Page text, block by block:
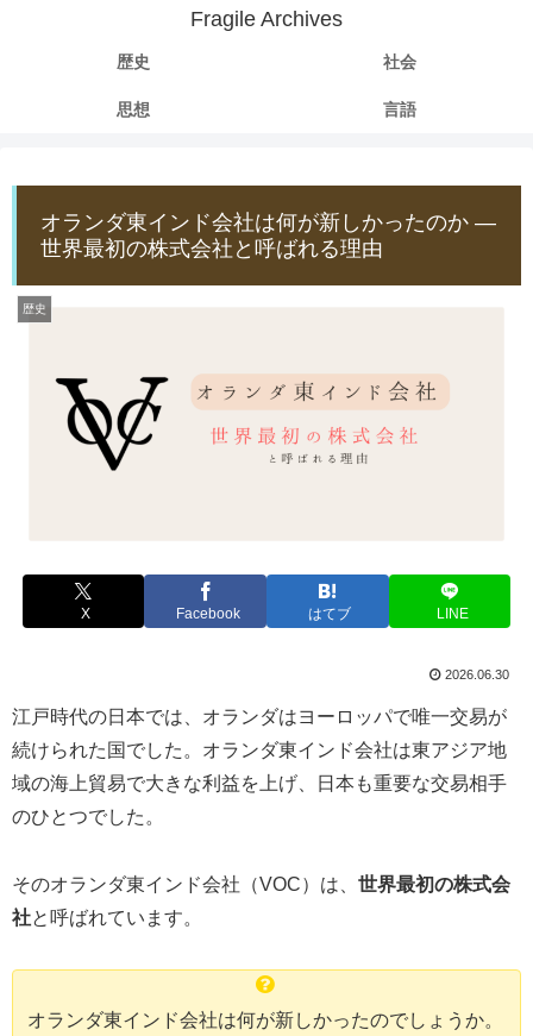
Fragile Archives
歴史 社会
思想 言語
オランダ東インド会社は何が新しかったのか ―
世界最初の株式会社と呼ばれる理由
歴史
X Facebook はてブ LINE
2026.06.30
江戸時代の日本では、オランダはヨーロッパで唯一交易が
続けられた国でした。オランダ東インド会社は東アジア地
域の海上貿易で大きな利益を上げ、日本も重要な交易相手
のひとつでした。
そのオランダ東インド会社（VOC）は、 世界最初の株式会
社と呼ばれています。
オランダ東インド会社は何が新しかったのでしょうか。